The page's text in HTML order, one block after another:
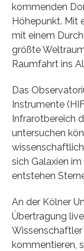
kommenden
Höhepunkt. Mit
mit einem
größte
Raumfahrt ins
Das
Instrumente
Infrarotbereich
untersuchen
sich Galaxien
entstehen
An der Kölner
Übertragung
Wissenschaftler
kommentieren,